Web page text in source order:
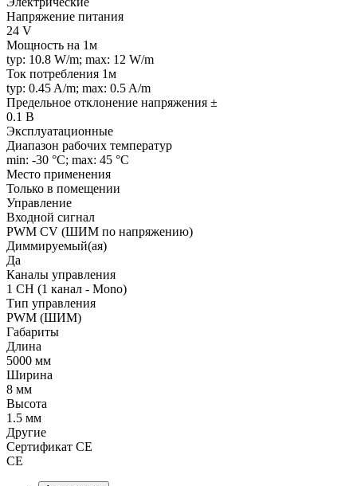
Напряжение питания
24 V
Мощность на 1м
typ: 10.8 W/m; max: 12 W/m
Ток потребления 1м
typ: 0.45 A/m; max: 0.5 A/m
Предельное отклонение напряжения ±
0.1 В
Эксплуатационные
Диапазон рабочих температур
min: -30 °C; max: 45 °C
Место применения
Только в помещении
Управление
Входной сигнал
PWM СV (ШИМ по напряжению)
Диммируемый(ая)
Да
Каналы управления
1 CH (1 канал - Mono)
Тип управления
PWM (ШИМ)
Габариты
Длина
5000 мм
Ширина
8 мм
Высота
1.5 мм
Другие
Сертификат CE
CE